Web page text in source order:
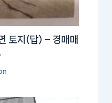
토지(답) – 경매매